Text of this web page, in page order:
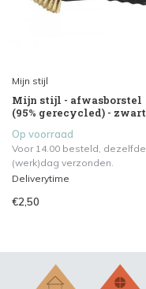
Mijn stijl
Mijn stijl - afwasborstel
(95% gerecycled) - zwart
Op voorraad
Voor 14.00 besteld, dezelfde
(werk)dag verzonden.
Deliverytime
€2,50